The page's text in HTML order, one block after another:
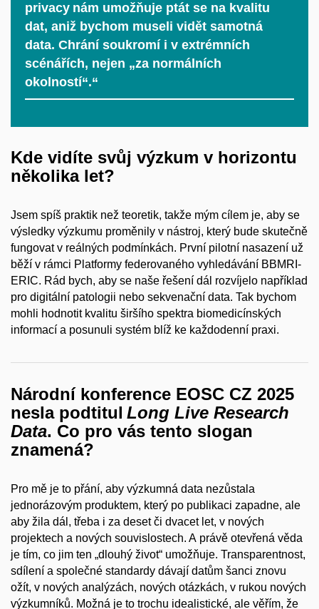
privacy nám umožňuje ptát se na kvalitu
dat, aniž bychom museli vidět samotná
data. Chrání soukromí i v extrémních
scénářích, nejen „za normálních
okolností“.“
Kde vidíte svůj výzkum v horizontu
několika let?
Jsem spíš praktik než teoretik, takže mým cílem je, aby se
výsledky výzkumu proměnily v nástroj, který bude skutečně
fungovat v reálných podmínkách. První pilotní nasazení už
běží v rámci Platformy federovaného vyhledávání BBMRI-
ERIC. Rád bych, aby se naše řešení dál rozvíjelo například
pro digitální patologii nebo sekvenační data. Tak bychom
mohli hodnotit kvalitu širšího spektra biomedicínských
informací a posunuli systém blíž ke každodenní praxi.
Národní konference EOSC CZ 2025
nesla podtitul Long Live Research
Data. Co pro vás tento slogan
znamená?
Pro mě je to přání, aby výzkumná data nezůstala
jednorázovým produktem, který po publikaci zapadne, ale
aby žila dál, třeba i za deset či dvacet let, v nových
projektech a nových souvislostech. A právě otevřená věda
je tím, co jim ten „dlouhý život“ umožňuje. Transparentnost,
sdílení a společné standardy dávají datům šanci znovu
ožít, v nových analýzách, nových otázkách, v rukou nových
výzkumníků. Možná je to trochu idealistické, ale věřím, že